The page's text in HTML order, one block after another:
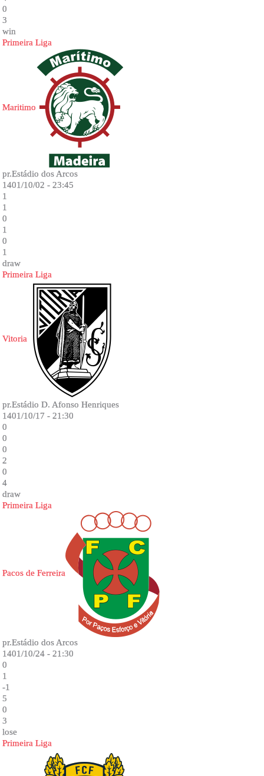
0
3
win
Primeira Liga
Maritimo
pr.Estádio dos Arcos
1401/10/02 - 23:45
1
1
0
1
0
1
draw
Primeira Liga
Vitoria
pr.Estádio D. Afonso Henriques
1401/10/17 - 21:30
0
0
0
2
0
4
draw
Primeira Liga
Pacos de Ferreira
pr.Estádio dos Arcos
1401/10/24 - 21:30
0
1
-1
5
0
3
lose
Primeira Liga